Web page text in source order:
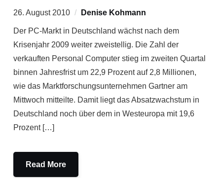
26. August 2010 Denise Kohmann
Der PC-Markt in Deutschland wächst nach dem
Krisenjahr 2009 weiter zweistellig. Die Zahl der
verkauften Personal Computer stieg im zweiten Quartal
binnen Jahresfrist um 22,9 Prozent auf 2,8 Millionen,
wie das Marktforschungsunternehmen Gartner am
Mittwoch mitteilte. Damit liegt das Absatzwachstum in
Deutschland noch über dem in Westeuropa mit 19,6
Prozent […]
Read More